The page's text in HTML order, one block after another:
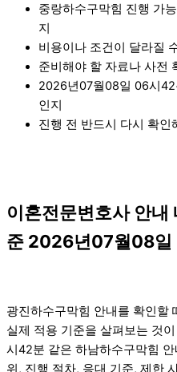
중랑하수구막힘 진행 가
지
비용이나 조건이 달라질
준비해야 할 자료나 사전
2026년07월08일 06시
인지
진행 전 반드시 다시 확인
이혼전문변호사 안내
준 2026년07월08
광진하수구막힘 안내를 확인할
실제 적용 기준을 살펴보는 것
시42분 같은 하남하수구막힘
위, 진행 절차, 응대 기준, 제한